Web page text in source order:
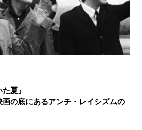
夏』
の底にあるアンチ・レイシズムの